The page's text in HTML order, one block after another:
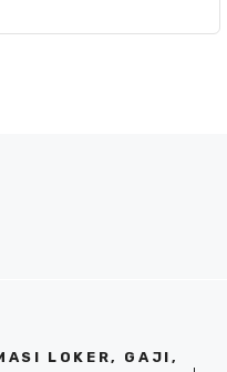
LOKER, GAJI,